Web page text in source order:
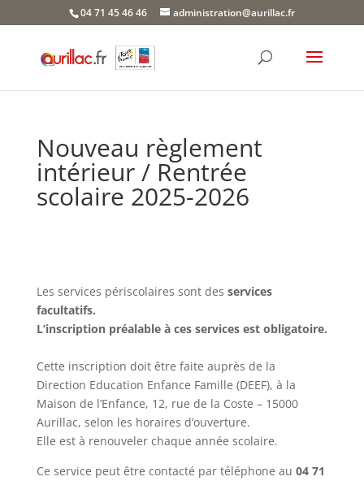
04 71 45 46 46 administration@aurillac.fr
Nouveau règlement
intérieur / Rentrée
scolaire 2025-2026
Les services périscolaires sont des services
facultatifs.
L’inscription préalable à ces services est obligatoire.
Cette inscription doit être faite auprès de la
Direction Education Enfance Famille (DEEF), à la
Maison de l’Enfance, 12, rue de la Coste – 15000
Aurillac, selon les horaires d’ouverture.
Elle est à renouveler chaque année scolaire.
Ce service peut être contacté par téléphone au 04 71